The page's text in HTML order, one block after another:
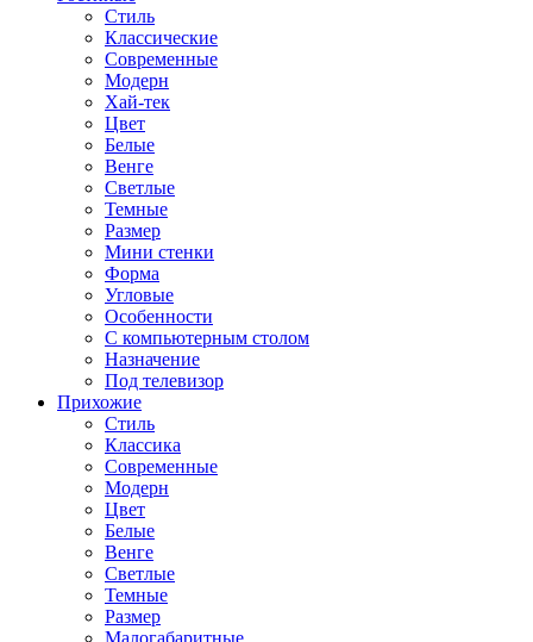
Стиль
Классические
Современные
Модерн
Хай-тек
Цвет
Белые
Венге
Светлые
Темные
Размер
Мини стенки
Форма
Угловые
Особенности
С компьютерным столом
Назначение
Под телевизор
Прихожие
Стиль
Классика
Современные
Модерн
Цвет
Белые
Венге
Светлые
Темные
Размер
Малогабаритные